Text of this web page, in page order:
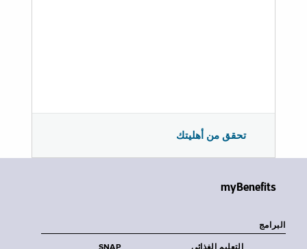
تحقق من أهليتك
myBenefits
البرامج